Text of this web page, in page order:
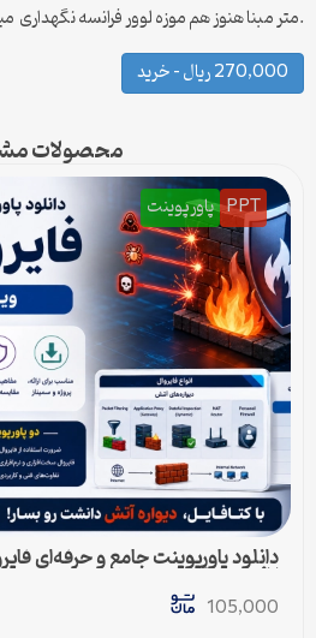
.متر مبنا هنوز هم موزه لوور فرانسه نگهداری
270,000 ریال – خرید
محصولات
PPT پاورپوینت
دانلود پاورپوینت جامع و حرفه‌ای
ارائه و پروژه
105,000